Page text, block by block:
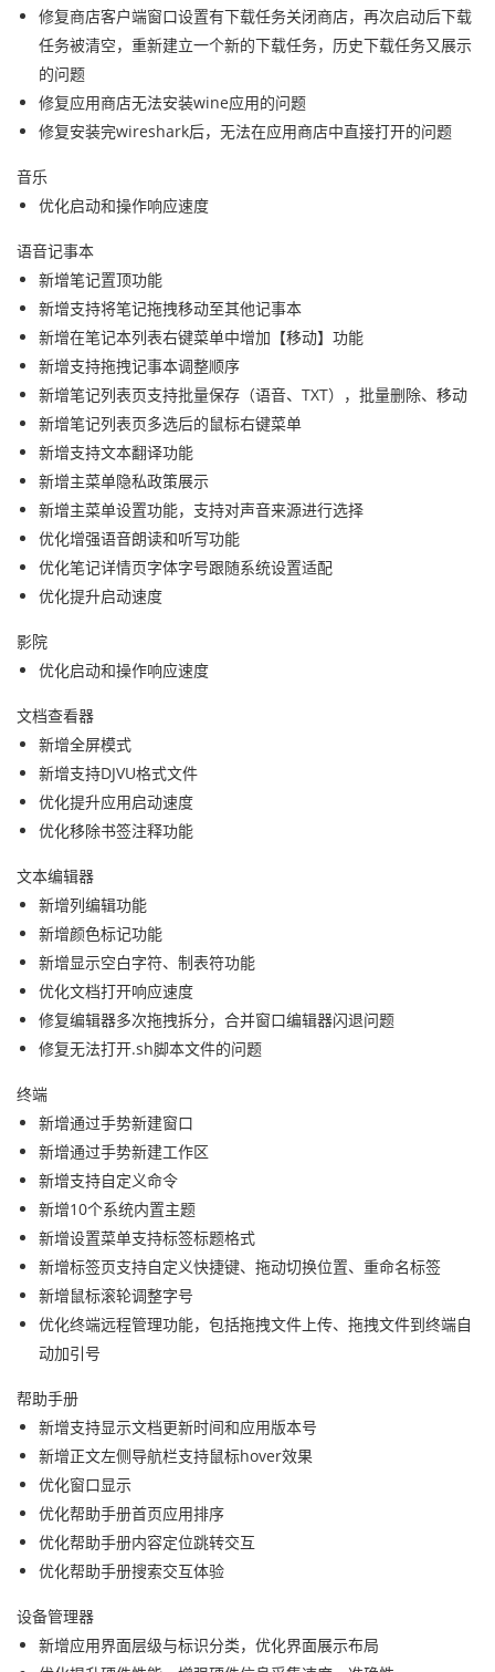
修复商店客户端窗口设置有下载任务关闭商店，再次启动后下载
任务被清空，重新建立一个新的下载任务，历史下载任务又展示
的问题
修复应用商店无法安装wine应用的问题
修复安装完wireshark后，无法在应用商店中直接打开的问题
音乐
优化启动和操作响应速度
语音记事本
新增笔记置顶功能
新增支持将笔记拖拽移动至其他记事本
新增在笔记本列表右键菜单中增加【移动】功能
新增支持拖拽记事本调整顺序
新增笔记列表页支持批量保存（语音、TXT），批量删除、移动
新增笔记列表页多选后的鼠标右键菜单
新增支持文本翻译功能
新增主菜单隐私政策展示
新增主菜单设置功能，支持对声音来源进行选择
优化增强语音朗读和听写功能
优化笔记详情页字体字号跟随系统设置适配
优化提升启动速度
影院
优化启动和操作响应速度
文档查看器
新增全屏模式
新增支持DJVU格式文件
优化提升应用启动速度
优化移除书签注释功能
文本编辑器
新增列编辑功能
新增颜色标记功能
新增显示空白字符、制表符功能
优化文档打开响应速度
修复编辑器多次拖拽拆分，合并窗口编辑器闪退问题
修复无法打开.sh脚本文件的问题
终端
新增通过手势新建窗口
新增通过手势新建工作区
新增支持自定义命令
新增10个系统内置主题
新增设置菜单支持标签标题格式
新增标签页支持自定义快捷键、拖动切换位置、重命名标签
新增鼠标滚轮调整字号
优化终端远程管理功能，包括拖拽文件上传、拖拽文件到终端自
动加引号
帮助手册
新增支持显示文档更新时间和应用版本号
新增正文左侧导航栏支持鼠标hover效果
优化窗口显示
优化帮助手册首页应用排序
优化帮助手册内容定位跳转交互
优化帮助手册搜索交互体验
设备管理器
新增应用界面层级与标识分类，优化界面展示布局